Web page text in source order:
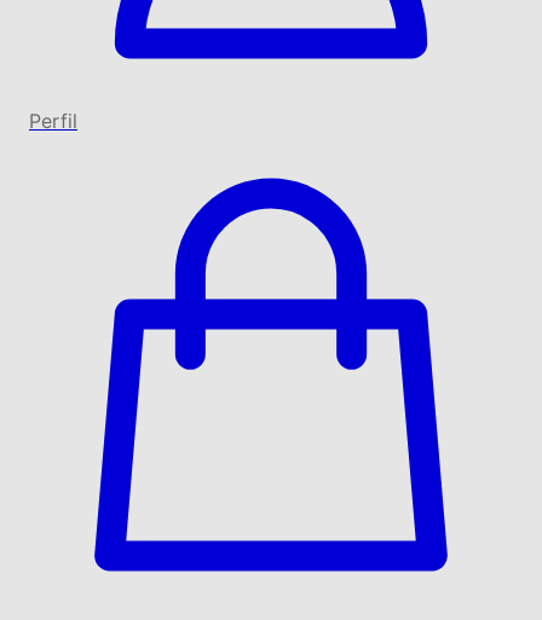
Perfil